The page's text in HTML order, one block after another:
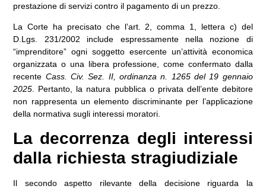
prestazione di servizi contro il pagamento di un prezzo.
La Corte ha precisato che l’art. 2, comma 1, lettera c) del
D.Lgs. 231/2002 include espressamente nella nozione di
“imprenditore” ogni soggetto esercente un’attività economica
organizzata o una libera professione, come confermato dalla
recente Cass. Civ. Sez. II, ordinanza n. 1265 del 19 gennaio
2025 . Pertanto, la natura pubblica o privata dell’ente debitore
non rappresenta un elemento discriminante per l’applicazione
della normativa sugli interessi moratori.
La decorrenza degli interessi
dalla richiesta stragiudiziale
Il secondo aspetto rilevante della decisione riguarda la